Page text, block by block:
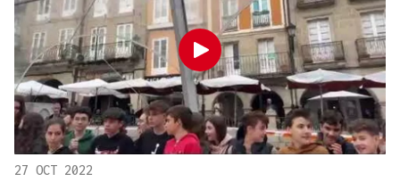
27 OCT 2022